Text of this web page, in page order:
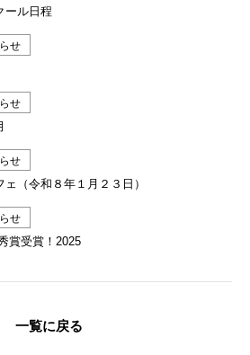
ル日程
せ
せ
せ
（令和８年１月２３日）
せ
賞受賞！2025
一覧に戻る